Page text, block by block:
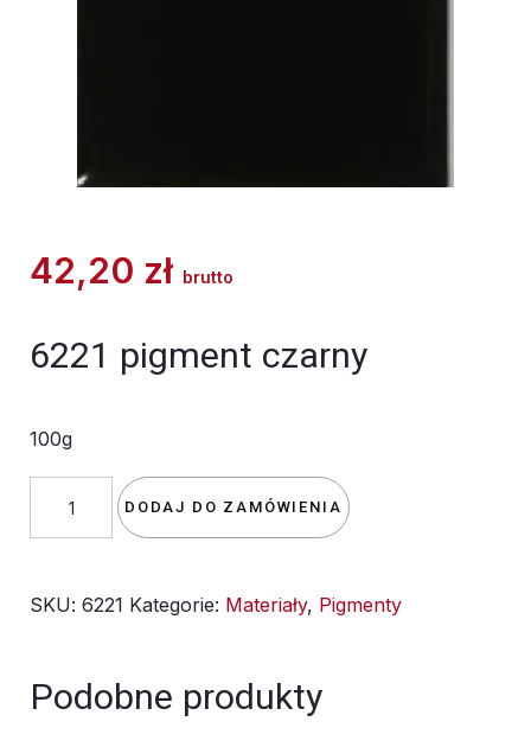
42,20 zł brutto
6221 pigment czarny
100g
6221
CZARNY
DODAJ DO ZAMÓWIENIA
SKU: 6221 Kategorie: Materiały, Pigmenty
Podobne produkty